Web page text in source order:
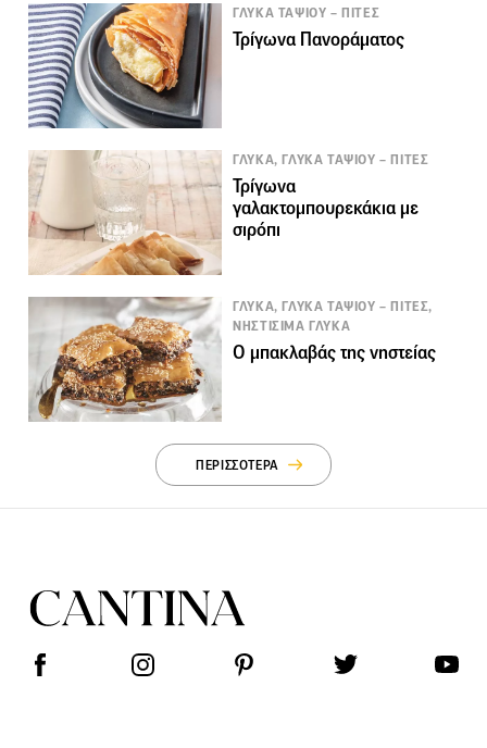
ΓΛΥΚΑ ΤΑΨΙΟΥ – ΠΙΤΕΣ
Τρίγωνα Πανοράματος
ΓΛΥΚΑ, ΓΛΥΚΑ ΤΑΨΙΟΥ – ΠΙΤΕΣ
Τρίγωνα
γαλακτομπουρεκάκια με
σιρόπι
ΓΛΥΚΑ, ΓΛΥΚΑ ΤΑΨΙΟΥ – ΠΙΤΕΣ,
ΝΗΣΤΙΣΙΜΑ ΓΛΥΚΑ
Ο μπακλαβάς της νηστείας
ΠΕΡΙΣΣΟΤΕΡΑ